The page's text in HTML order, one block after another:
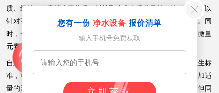
质、细菌、病毒等有害物质，以达到净化水质的目的。这种设备可以
针对不同的水质情况进行定制，提供更加个性化的净水解决方案。同
时，一些高端的一体化净水设备还可以保留水中的有益矿物质和微量
元素，提供更加健康、营养的饮用水。
自来水则经过水厂的处理和消毒，通常符合国家的生活饮用水卫生标
准，可以确保水质的基本安全和卫生。自来水在处理过程中会添加适
量的消毒剂，如氯气或次氯酸钠等，以杀灭水中的细菌和病毒，但同
您有一份 净水设备 报价清单
输入手机号免费获取